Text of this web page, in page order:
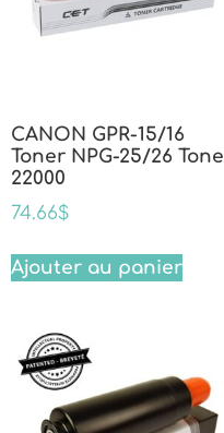
CANON GPR-15/16
Toner NPG-25/26 Tone
22000
74.66$
Ajouter au panier